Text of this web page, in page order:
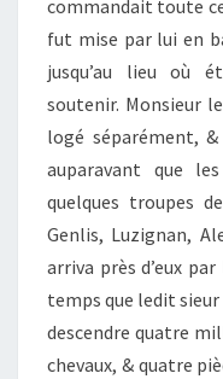
commandait toute
fut mise par lui en
jusqu’au lieu où
soutenir. Monsieur
logé séparément,
auparavant que
quelques troupes
Genlis, Luzignan,
arriva près d’eux
temps que ledit
descendre quatre
chevaux, & quatre